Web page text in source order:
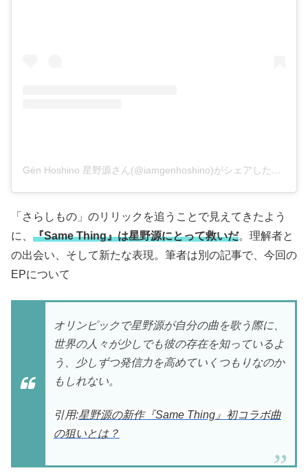
Gén Hoshino 星野源さん(@iamgenhoshino)がシェアした投稿
「さらしもの」のリリックを追うことで見えてきたよう
に、 『Same Thing』は星野源にとって救いだ。理解者と
の出会い、そして新たな表現。筆者は別の記事で、今回の
EPについて
オリンピックで星野源が自分の曲を歌う際に、
世界の人々が少しでも彼の存在を知っているよ
う、少しずつ発信力を高めていくつもりなのか
もしれない。
引用:星野源の新作『Same Thing』初コラボ曲
の狙いとは？